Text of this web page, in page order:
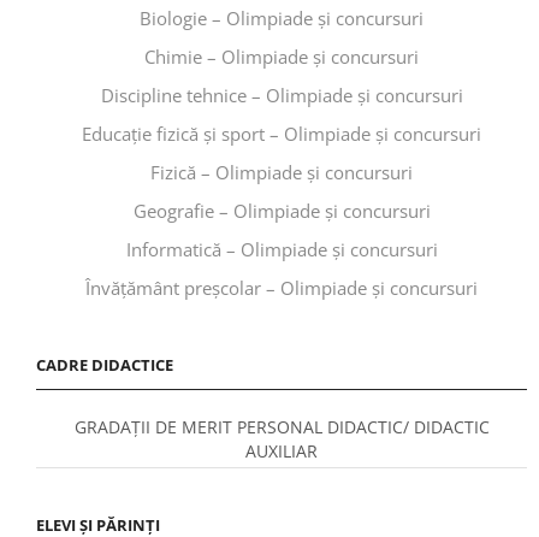
Biologie – Olimpiade și concursuri
Chimie – Olimpiade și concursuri
Discipline tehnice – Olimpiade și concursuri
Educaţie fizică şi sport – Olimpiade și concursuri
Fizică – Olimpiade și concursuri
Geografie – Olimpiade și concursuri
Informatică – Olimpiade și concursuri
Învăţământ preşcolar – Olimpiade și concursuri
CADRE DIDACTICE
GRADAȚII DE MERIT PERSONAL DIDACTIC/ DIDACTIC
AUXILIAR
ELEVI ȘI PĂRINȚI